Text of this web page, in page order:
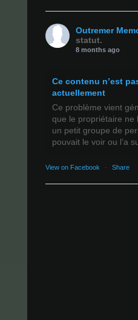
Outremer
statut.
8 months ago
Ce contenu n’est
actuellement
Ce problème vient
que le propriétaire ne
un petit groupe de
pouvait le voir ou l’a
View on Facebook · Share